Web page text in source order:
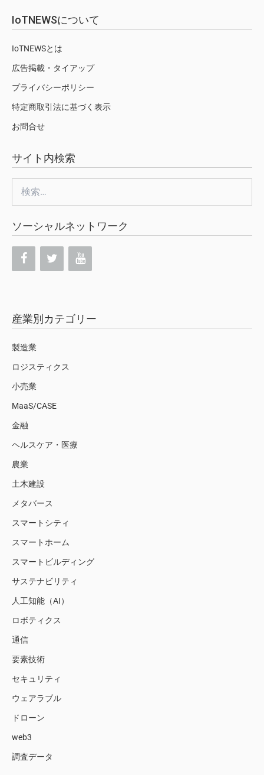
IoTNEWSについて
IoTNEWSとは
広告掲載・タイアップ
プライバシーポリシー
特定商取引法に基づく表示
お問合せ
サイト内検索
ソーシャルネットワーク
産業別カテゴリー
製造業
ロジスティクス
小売業
MaaS/CASE
金融
ヘルスケア・医療
農業
土木建設
メタバース
スマートシティ
スマートホーム
スマートビルディング
サステナビリティ
人工知能（AI）
ロボティクス
通信
要素技術
セキュリティ
ウェアラブル
ドローン
web3
調査データ